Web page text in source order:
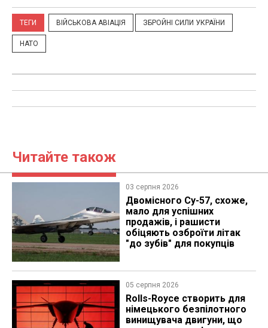
ТЕГИ ВІЙСЬКОВА АВІАЦІЯ ЗБРОЙНІ СИЛИ УКРАЇНИ
НАТО
Читайте також
03 серпня 2026
Двомісного Су-57, схоже,
мало для успішних
продажів, і рашисти
обіцяють озброїти літак
"до зубів" для покупців
05 серпня 2026
Rolls-Royce створить для
німецького безпілотного
винищувача двигуни, що